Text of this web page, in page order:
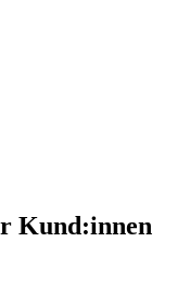
Kund:innen